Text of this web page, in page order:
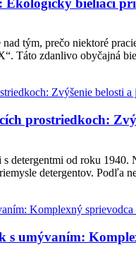
tým, prečo niektoré
Táto zdanlivo obyčajná
prostriedkoch:
detergentmi od roku
detergentov. Podľa
s umývaním: